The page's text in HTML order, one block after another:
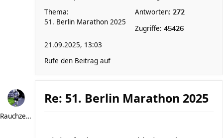
Thema:
51. Berlin Marathon 2025
Antworten: 272
Zugriffe: 45426
21.09.2025, 13:03
Rufe den Beitrag auf
Rauchzeichen
Re: 51. Berlin Marathon 2025